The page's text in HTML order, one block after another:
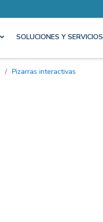
SOLUCIONES Y SERVICIOS
/ Pizarras interactivas